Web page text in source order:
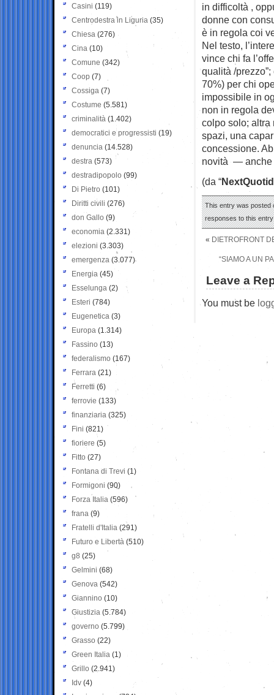
in difficoltà ,
donne con
è in regola coi
Nel testo,
vince chi fa
qualità /
70%) per chi
impossibile in
non in regola
colpo solo; altra
spazi, una
concessione.
novità — anche
(da “
This entry was posted
responses to this
« DIETROFRONT
“SIAMO A UN
Leave a
You must be
Casini (119)
Centrodestra in Liguria (35)
Chiesa (276)
Cina (10)
Comune (342)
Coop (7)
Cossiga (7)
Costume (5.581)
criminalità (1.402)
democratici e progressisti (19)
denuncia (14.528)
destra (573)
destradipopolo (99)
Di Pietro (101)
Diritti civili (276)
don Gallo (9)
economia (2.331)
elezioni (3.303)
emergenza (3.077)
Energia (45)
Esselunga (2)
Esteri (784)
Eugenetica (3)
Europa (1.314)
Fassino (13)
federalismo (167)
Ferrara (21)
Ferretti (6)
ferrovie (133)
finanziaria (325)
Fini (821)
fioriere (5)
Fitto (27)
Fontana di Trevi (1)
Formigoni (90)
Forza Italia (596)
frana (9)
Fratelli d'Italia (291)
Futuro e Libertà (510)
g8 (25)
Gelmini (68)
Genova (542)
Giannino (10)
Giustizia (5.784)
governo (5.799)
Grasso (22)
Green Italia (1)
Grillo (2.941)
Idv (4)